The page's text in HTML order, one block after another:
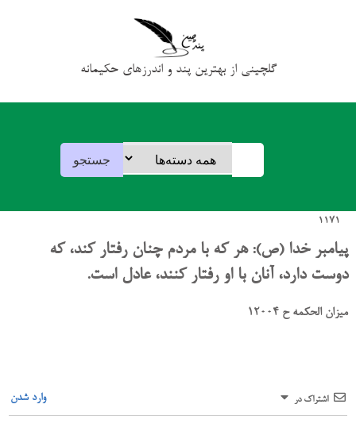
گلچینی از بهترین پند و اندرزهای حکیمانه
1171
پیامبر خدا (ص): هر که با مردم چنان رفتار کند، که
دوست دارد، آنان با او رفتار کنند، عادل است.
میزان الحکمه ح 12004
اشتراک در وارد شدن